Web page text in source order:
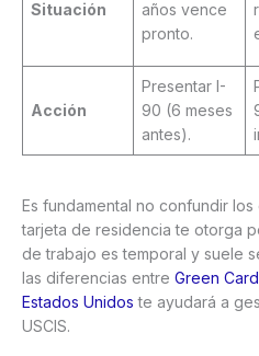
Situación
años vence
pronto.
Acción
Presentar I-
90 (6 meses
antes).
Es fundamental no confundir
tarjeta de residencia te otorga
de trabajo es temporal y suele
las diferencias entre Green
Estados Unidos te ayudará a
USCIS.